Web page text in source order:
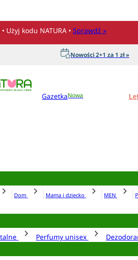
• Użyj kodu NATURA • Sprawdź »
Nowości 2+1 za 1 zł »
GazetkaNowa
Dom Mama i dziecko MEN
Perfumy unisex